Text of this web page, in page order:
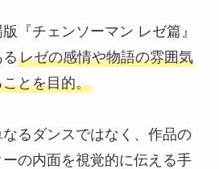
『チェンソーマン レゼ篇』
レゼの感情や物語の雰囲気
とを目的。
るダンスではなく、作品の
の内面を視覚的に伝える手